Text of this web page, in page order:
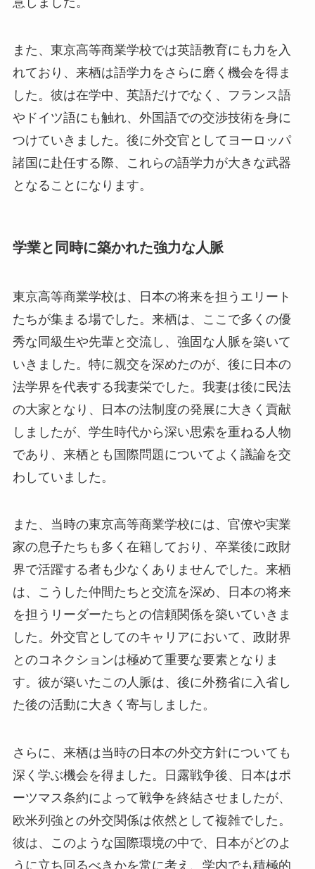
また、東京高等商業学校では英語教育にも力を入
れており、来栖は語学力をさらに磨く機会を得ま
した。彼は在学中、英語だけでなく、フランス語
やドイツ語にも触れ、外国語での交渉技術を身に
つけていきました。後に外交官としてヨーロッパ
諸国に赴任する際、これらの語学力が大きな武器
となることになります。
学業と同時に築かれた強力な人脈
東京高等商業学校は、日本の将来を担うエリート
たちが集まる場でした。来栖は、ここで多くの優
秀な同級生や先輩と交流し、強固な人脈を築いて
いきました。特に親交を深めたのが、後に日本の
法学界を代表する我妻栄でした。我妻は後に民法
の大家となり、日本の法制度の発展に大きく貢献
しましたが、学生時代から深い思索を重ねる人物
であり、来栖とも国際問題についてよく議論を交
わしていました。
また、当時の東京高等商業学校には、官僚や実業
家の息子たちも多く在籍しており、卒業後に政財
界で活躍する者も少なくありませんでした。来栖
は、こうした仲間たちと交流を深め、日本の将来
を担うリーダーたちとの信頼関係を築いていきま
した。外交官としてのキャリアにおいて、政財界
とのコネクションは極めて重要な要素となりま
す。彼が築いたこの人脈は、後に外務省に入省し
た後の活動に大きく寄与しました。
さらに、来栖は当時の日本の外交方針についても
深く学ぶ機会を得ました。日露戦争後、日本はポ
ーツマス条約によって戦争を終結させましたが、
欧米列強との外交関係は依然として複雑でした。
彼は、このような国際環境の中で、日本がどのよ
うに立ち回るべきかを常に考え、学内でも積極的